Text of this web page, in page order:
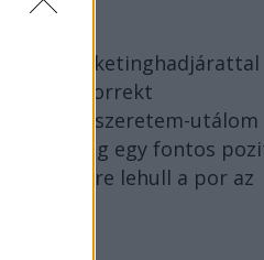
marketinghadjárattal
korrekt
szeretem-utálom
no meg egy fontos
egy időre lehull a por az